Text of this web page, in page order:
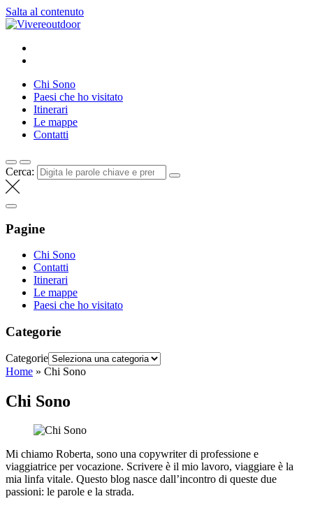
Salta al contenuto
Vivereoutdoor
Make every day an adventure
Chi Sono
Paesi che ho visitato
Itinerari
Le mappe
Contatti
Cerca:
Pagine
Chi Sono
Contatti
Itinerari
Le mappe
Paesi che ho visitato
Categorie
Categorie
Home » Chi Sono
Chi Sono
Mi chiamo Roberta, sono una copywriter di professione e
viaggiatrice per vocazione. Scrivere è il mio lavoro, viaggiare è la
mia linfa vitale. Questo blog nasce dall’incontro di queste due
passioni: le parole e la strada.